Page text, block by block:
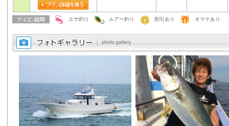
エサ釣り ルアー釣り 割引あり オマケあり